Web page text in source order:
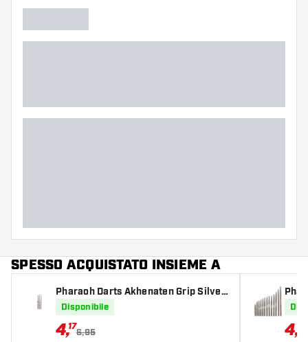
SPESSO ACQUISTATO INSIEME A
Pharaoh Darts Akhenaten Grip Silver
Points
Disponibile
4,17
6,95
ints
4,17